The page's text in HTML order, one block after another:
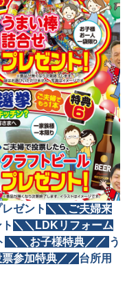
ゼント ＼＼ご夫婦来
＼＼LDKリフォーム
＼＼お子様特典／／ う
票参加特典／／台所用